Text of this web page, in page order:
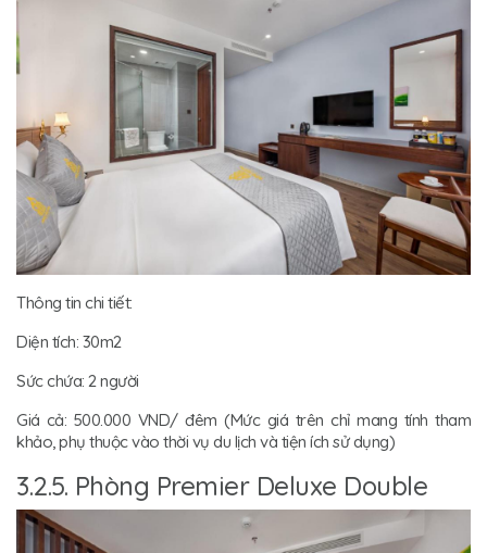
Thông tin chi tiết:
Diện tích: 30m2
Sức chứa: 2 người
Giá cả: 500.000 VND/ đêm (Mức giá trên chỉ mang tính tham
khảo, phụ thuộc vào thời vụ du lịch và tiện ích sử dụng)
3.2.5. Phòng Premier Deluxe Double